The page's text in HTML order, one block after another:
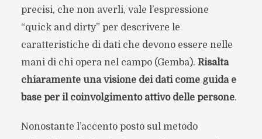
precisi, che non averli, vale l’espressione
“quick and dirty” per descrivere le
caratteristiche di dati che devono essere nelle
mani di chi opera nel campo (Gemba). Risalta
chiaramente una visione dei dati come guida e
base per il coinvolgimento attivo delle persone.
Nonostante l’accento posto sul metodo